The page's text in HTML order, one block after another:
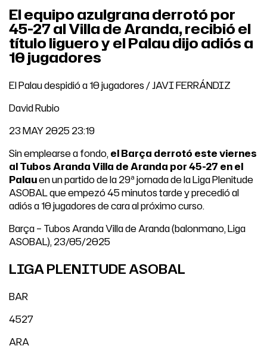
El equipo azulgrana derrotó por
45-27 al Villa de Aranda, recibió el
título liguero y el Palau dijo adiós a
10 jugadores
El Palau despidió a 10 jugadores / JAVI FERRÁNDIZ
David Rubio
23 MAY 2025 23:19
Sin emplearse a fondo,el Barça derrotó este viernes
al Tubos Aranda Villa de Aranda por 45-27 en el
Palauen un partido de la 29ª jornada de la Liga Plenitude
ASOBAL que empezó 45 minutos tarde y precedió al
adiós a 10 jugadores de cara al próximo curso.
Barça – Tubos Aranda Villa de Aranda (balonmano, Liga
ASOBAL), 23/05/2025
LIGA PLENITUDE ASOBAL
BAR
4527
ARA